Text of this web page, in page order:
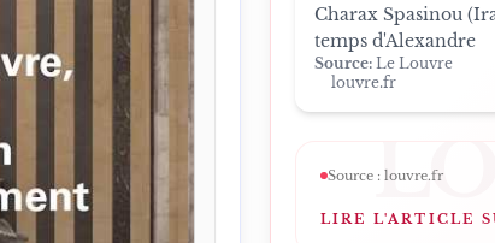
Charax Spasinou
temps d'Alexandre
Source: Le Louvre
louvre.fr
Source : louvre.fr
LIRE L'ARTICLE